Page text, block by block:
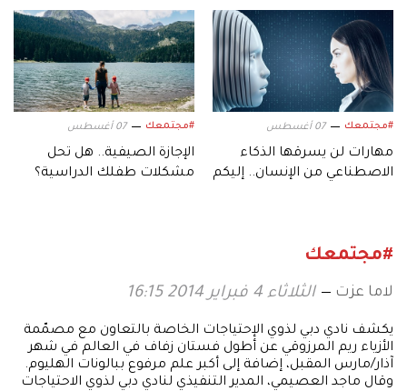
#مجتمعك 07 أغسطس
مهارات لن يسرقها الذكاء
الاصطناعي من الإنسان.. إليكم
#مجتمعك 07 أغسطس
الإجازة الصيفية.. هل تحل
مشكلات طفلك الدراسية؟
#مجتمعك
لاما عزت الثلاثاء 4 فبراير 2014 16:15
يكشف نادي دبي لذوي الإحتياجات الخاصة بالتعاون مع مصمّمة
الأزياء ريم المرزوقي عن أطول فستان زفاف في العالم في شهر
آذار/مارس المقبل، إضافة إلى أكبر علم مرفوع ببالونات الهليوم.
وقال ماجد العصيمي، المدير التنفيذي لنادي دبي لذوي الاحتياجات